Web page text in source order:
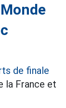
de finale
la France et